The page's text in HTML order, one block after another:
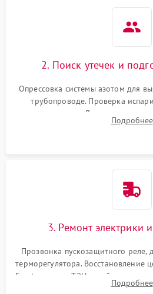
2. Поиск утечек и
Опрессовка системы азотом для
трубопроводе. Проверка
течеискателем. Демонтаж
продувка капиллярной трубки
Подробнее
3. Ремонт электрики
Прозвонка пускозащитного реле,
терморегулятора. Восстановление
Frost, включая ТЭН оттайки и
платы управления при
Подробнее